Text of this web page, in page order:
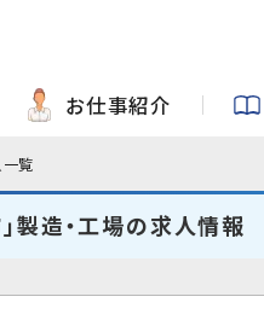
お仕事紹介
覧
製造・工場の求人情報